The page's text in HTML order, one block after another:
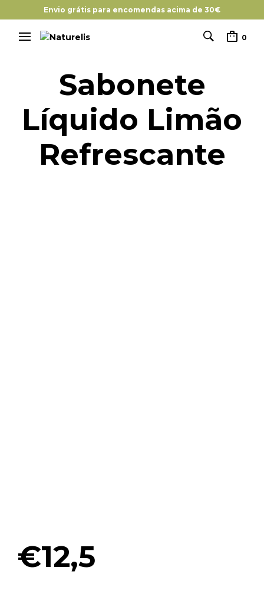
Envio grátis para encomendas acima de 30€
0
Sabonete
Líquido Limão
Refrescante
€12,5